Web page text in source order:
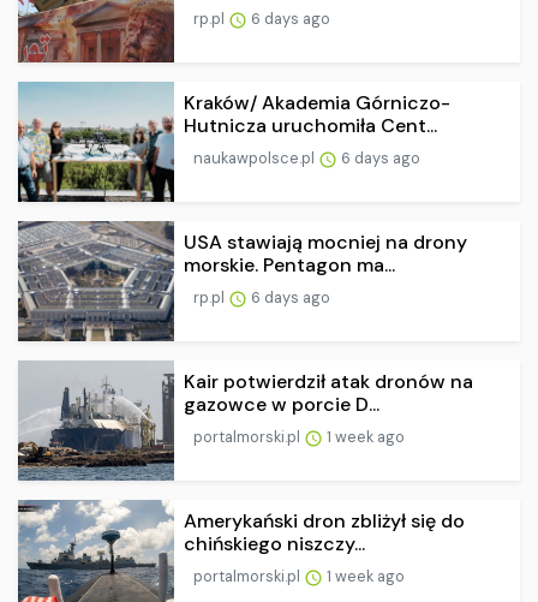
rp.pl 6 days ago
Kraków/ Akademia Górniczo-
Hutnicza uruchomiła Cent...
naukawpolsce.pl 6 days ago
USA stawiają mocniej na drony
morskie. Pentagon ma...
rp.pl 6 days ago
Kair potwierdził atak dronów na
gazowce w porcie D...
portalmorski.pl 1 week ago
Amerykański dron zbliżył się do
chińskiego niszczy...
portalmorski.pl 1 week ago